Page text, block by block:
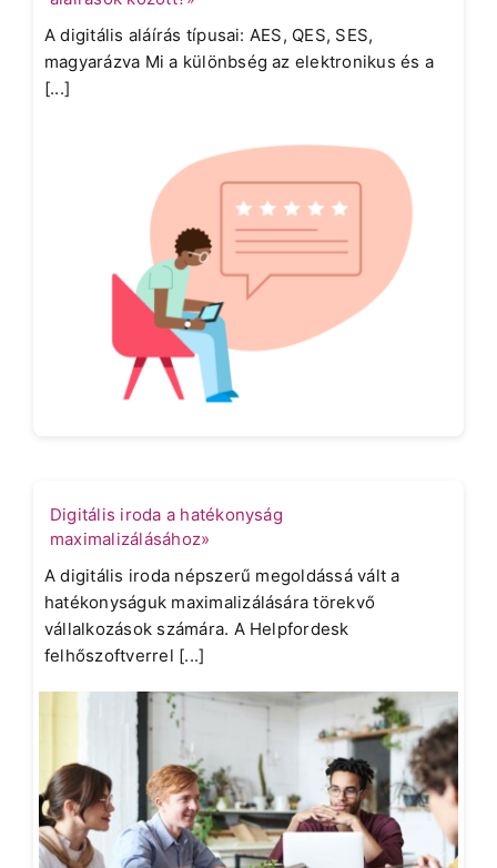
A digitális aláírás típusai: AES, QES, SES,
magyarázva Mi a különbség az elektronikus és a
[...]
Digitális iroda a hatékonyság
maximalizálásához»
A digitális iroda népszerű megoldássá vált a
hatékonyságuk maximalizálására törekvő
vállalkozások számára. A Helpfordesk
felhőszoftverrel [...]